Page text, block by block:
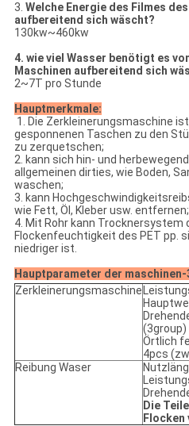
3. Welche Energie des Filmes
aufbereitend sich wäscht?
130kw~460kw
4. wie viel Wasser benötigt es
Maschinen aufbereitend sich
2~7T pro Stunde
Hauptmerkmale:
1. Die Zerkleinerungsmaschine
gesponnenen Taschen zu den
zu zerquetschen;
2. kann sich hin- und
allgemeinen dirties, wie Boden,
waschen;
3. kann
wie Fett, Öl, Kleber usw. entfernen;
4. Mit Rohr kann Trocknersystem
Flockenfeuchtigkeit des PET pp.
niedriger ist.
Hauptparameter der
Zerkleinerungsmaschine
(3group)
Örtlich
4pcs
Reibung Waser
Die
Flocken